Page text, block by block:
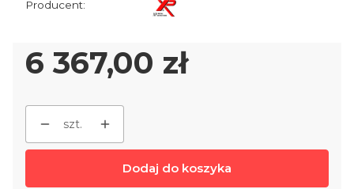
Cena
6 367,00 zł
szt.
Dodaj do koszyka